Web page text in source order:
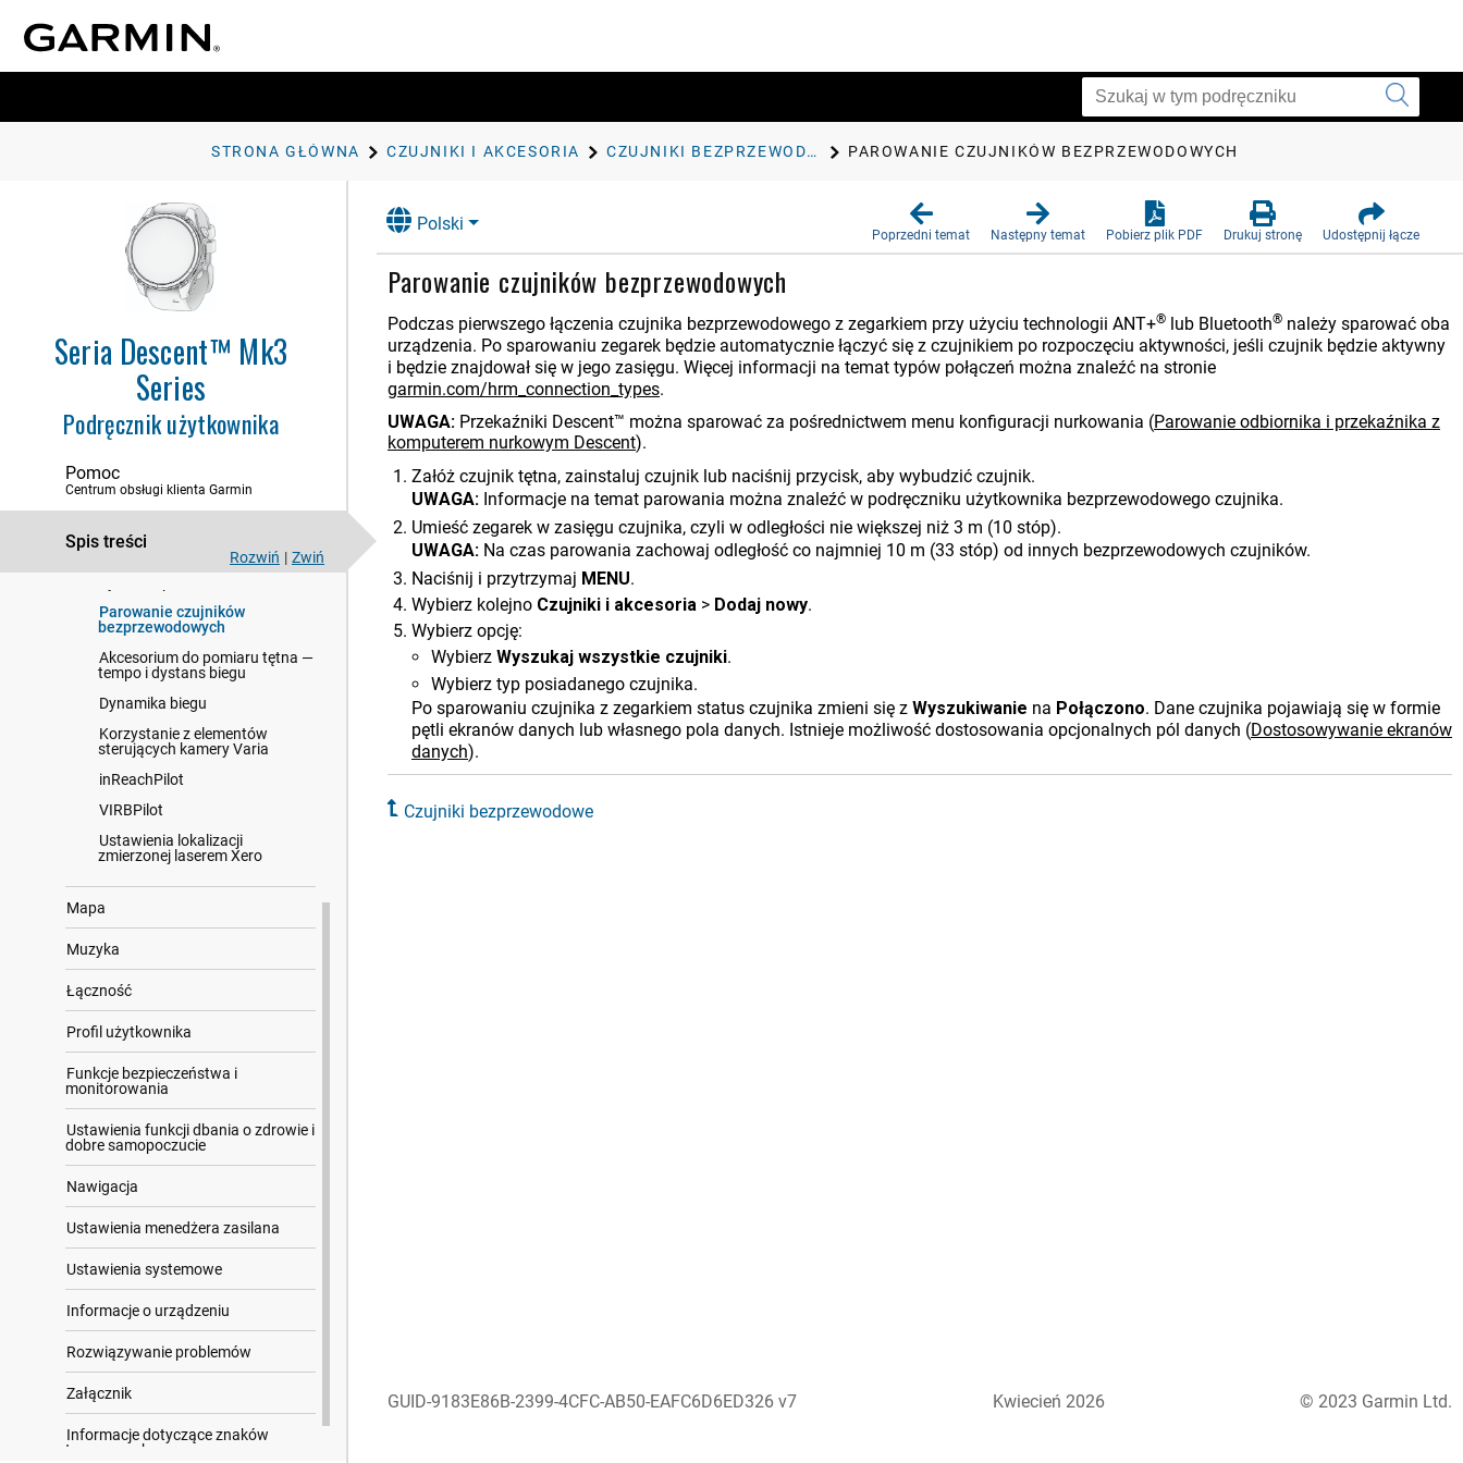
STRONA GŁÓWNA CZUJNIKI I AKCESORIA CZUJNIKI BEZPRZEWODOWE PAROWANIE CZUJNIKÓW BEZPRZEWODOWYCH
Seria Descent™ Mk3
Series
Podręcznik użytkownika
Pomoc
Centrum obsługi klienta Garmin
Spis treści
Rozwiń | Zwiń
Aktywności i aplikacje
Applied Ballistics
Historia
Czujniki i akcesoria
Pulsoksymetr
Wysokościomierz i barometr
Parowanie czujników
bezprzewodowych
Akcesorium do pomiaru tętna —
tempo i dystans biegu
Dynamika biegu
Korzystanie z elementów
sterujących kamery Varia
inReachPilot
VIRBPilot
Ustawienia lokalizacji
zmierzonej laserem Xero
Mapa
Muzyka
Łączność
Profil użytkownika
Funkcje bezpieczeństwa i
monitorowania
Ustawienia funkcji dbania o zdrowie i
dobre samopoczucie
Nawigacja
Ustawienia menedżera zasilana
Ustawienia systemowe
Informacje o urządzeniu
Rozwiązywanie problemów
Załącznik
Informacje dotyczące znaków
towarowych
Polski
Poprzedni temat Następny temat Pobierz plik PDF Drukuj stronę Udostępnij łącze
Parowanie czujników bezprzewodowych
Podczas pierwszego łączenia czujnika bezprzewodowego z zegarkiem przy użyciu technologii ANT‍+® lub Bluetooth® należy sparować oba
urządzenia. Po sparowaniu zegarek będzie automatycznie łączyć się z czujnikiem po rozpoczęciu aktywności, jeśli czujnik będzie aktywny
i będzie znajdował się w jego zasięgu. Więcej informacji na temat typów połączeń można znaleźć na stronie
garmin.com/hrm_connection_types.
UWAGA: Przekaźniki Descent™ można sparować za pośrednictwem menu konfiguracji nurkowania (Parowanie odbiornika i przekaźnika z
komputerem nurkowym Descent).
Załóż czujnik tętna, zainstaluj czujnik lub naciśnij przycisk, aby wybudzić czujnik.
UWAGA: Informacje na temat parowania można znaleźć w podręczniku użytkownika bezprzewodowego czujnika.
Umieść zegarek w zasięgu czujnika, czyli w odległości nie większej niż 3 m (10 stóp).
UWAGA: Na czas parowania zachowaj odległość co najmniej 10 m (33 stóp) od innych bezprzewodowych czujników.
Naciśnij i przytrzymaj MENU.
Wybierz kolejno Czujniki i akcesoria > Dodaj nowy.
Wybierz opcję:
Wybierz Wyszukaj wszystkie czujniki.
Wybierz typ posiadanego czujnika.
Po sparowaniu czujnika z zegarkiem status czujnika zmieni się z Wyszukiwanie na Połączono. Dane czujnika pojawiają się w formie
pętli ekranów danych lub własnego pola danych. Istnieje możliwość dostosowania opcjonalnych pól danych (Dostosowywanie ekranów
danych).
Czujniki bezprzewodowe
GUID-9183E86B-2399-4CFC-AB50-EAFC6D6ED326 v7 Kwiecień 2026 © 2023 Garmin Ltd.